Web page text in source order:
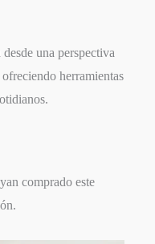
una perspectiva
herramientas
comprado este